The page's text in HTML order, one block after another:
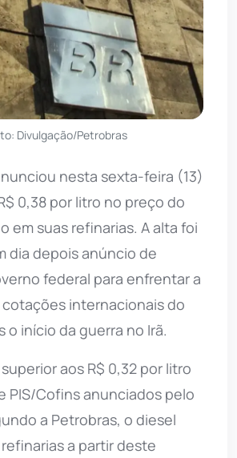
Divulgação/Petrobras
nesta sexta-feira (13)
0,38 por litro no preço do
em suas refinarias. A alta foi
dia depois anúncio de
federal para enfrentar a
internacionais do
o início da guerra no Irã.
aos R$ 0,32 por litro
PIS/Cofins anunciados pelo
a Petrobras, o diesel
a partir deste